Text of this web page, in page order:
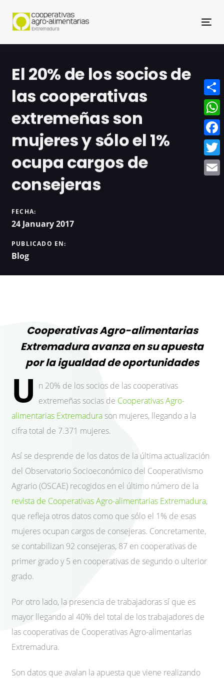
El 20% de los socios de
las cooperativas
extremeñas son
mujeres y sólo el 1%
ocupa cargos de
consejeras
FECHA:
24 January 2017
PUBLICADO EN:
Blog
Cooperativas Agro-alimentarias
Extremadura avanza en su apuesta
por la igualdad de oportunidades
U n 20% de los socios de las cooperativas
extremeñas socias de Cooperativas Agro-
alimentarias Extremadura son mujeres, llegando a la
cifra total de 7.371 mujeres.
Así se desprende de los datos de la última actualización
del Observatorio Socioeconómico del Cooperativismo
Agrario (OSCAE) recogidos en el último número de la
revista de Cooperativas Agro-alimentarias Extremadura,
que refleja otros datos como que sólo el 1% de esas
mujeres ocupan cargos de consejeras. Concretamente,
se contabilizan 92 consejeras, 87 en cooperativas de
primer grado y 5 en cooperativas de segundo o ulterior
grado.
Por otro lado, la presencia de trabajadoras sí que es
mayor llegando al 40% del total de los trabajadores de
las cooperativas de Cooperativas Agro-alimentarias
Extremadura.
Son datos que avalan la apuesta que viene realizando